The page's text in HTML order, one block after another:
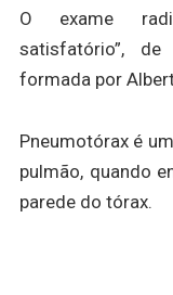
O exame
satisfatório”,
formada por
Pneumotórax é
pulmão, quando
parede do tórax.